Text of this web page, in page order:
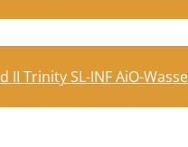
II Trinity SL-INF AiO-